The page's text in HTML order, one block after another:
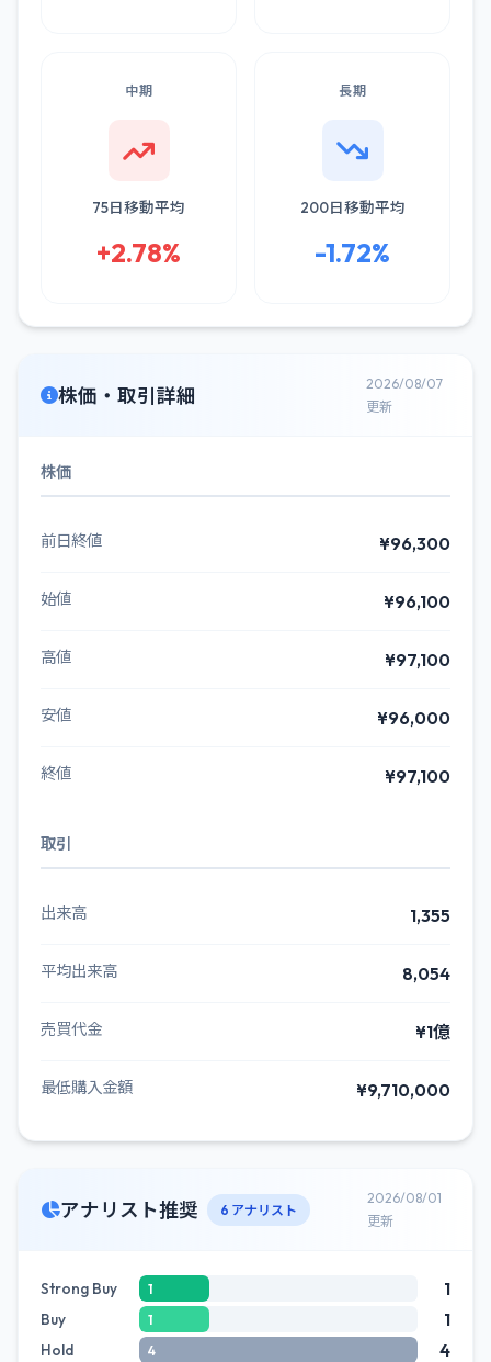
中期
75日移動平均
+2.78%
長期
200日移動平均
-1.72%
株価・取引詳細
2026/08/07
更新
株価
前日終値 ¥96,300
始値 ¥96,100
高値 ¥97,100
安値 ¥96,000
終値 ¥97,100
取引
出来高 1,355
平均出来高 8,054
売買代金 ¥1億
最低購入金額 ¥9,710,000
アナリスト推奨 6 アナリスト
2026/08/01
更新
Strong Buy 1 1
Buy 1 1
Hold 4 4